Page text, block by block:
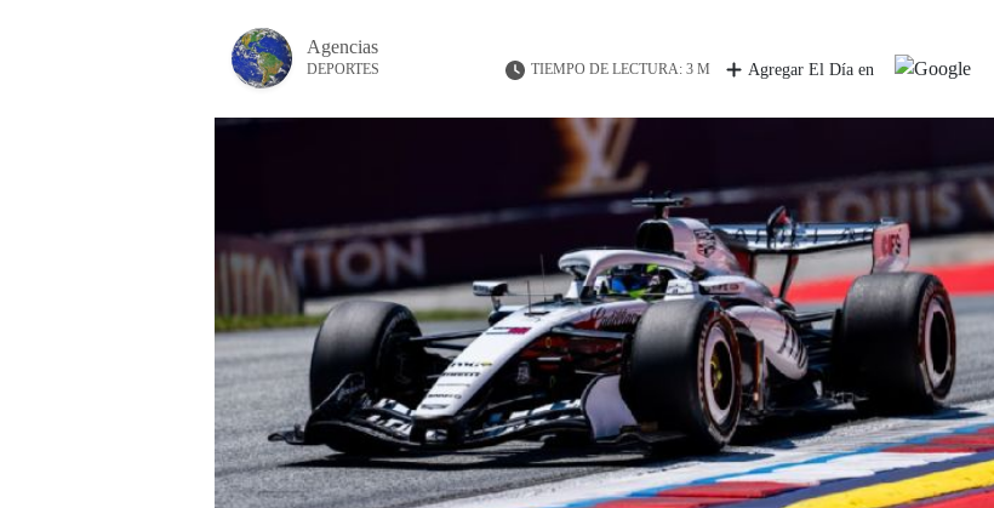
Agencias
DEPORTES TIEMPO DE LECTURA: 3 M Agregar El Día en